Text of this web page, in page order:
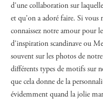
d'une collaboration sur
et qu'on a adoré faire. Si vous
connaissez notre amour pour
d'inspiration scandinave ou
souvent sur les photos de
différents types de motifs sur
que cela donne de la
évidemment quand la jolie